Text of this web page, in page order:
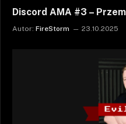
Discord AMA #3 –
Autor: FireStorm 23.10.2025